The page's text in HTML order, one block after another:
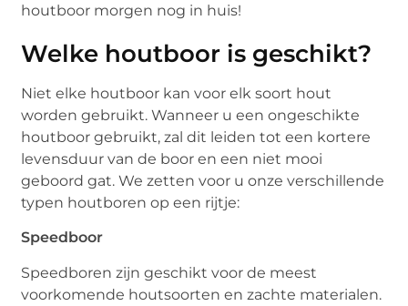
houtboor morgen nog in huis!
Welke houtboor is geschikt?
Niet elke houtboor kan voor elk soort hout
worden gebruikt. Wanneer u een ongeschikte
houtboor gebruikt, zal dit leiden tot een kortere
levensduur van de boor en een niet mooi
geboord gat. We zetten voor u onze verschillende
typen houtboren op een rijtje:
Speedboor
Speedboren zijn geschikt voor de meest
voorkomende houtsoorten en zachte materialen.